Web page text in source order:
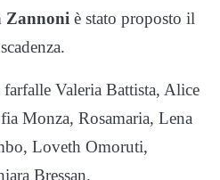
Zannoni è stato proposto il
Valeria Battista, Alice
Monza, Rosamaria, Lena
Loveth Omoruti,
Bressan.